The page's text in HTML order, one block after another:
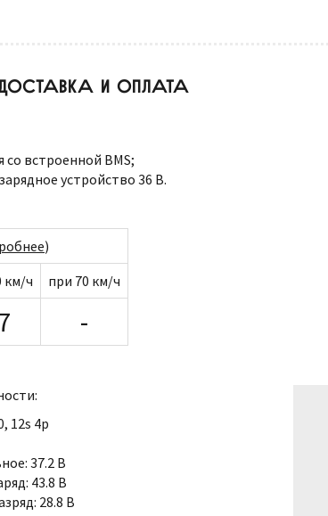
ДОСТАВКА И ОПЛАТА
со встроенной BMS;
устройство 36 В.
)
км/ч при 70 км/ч
-
12s 4p
37.2 В
43.8 В
28.8 В